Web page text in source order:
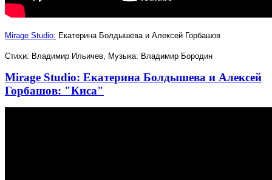
Mirage Studio: Екатерина Болдышева и Алексей Горбашов
Стихи: Владимир Ильичев, Музыка: Владимир Бородин
Mirage Studio: Екатерина Болдышева и Алексей
Горбашов: "Киса"